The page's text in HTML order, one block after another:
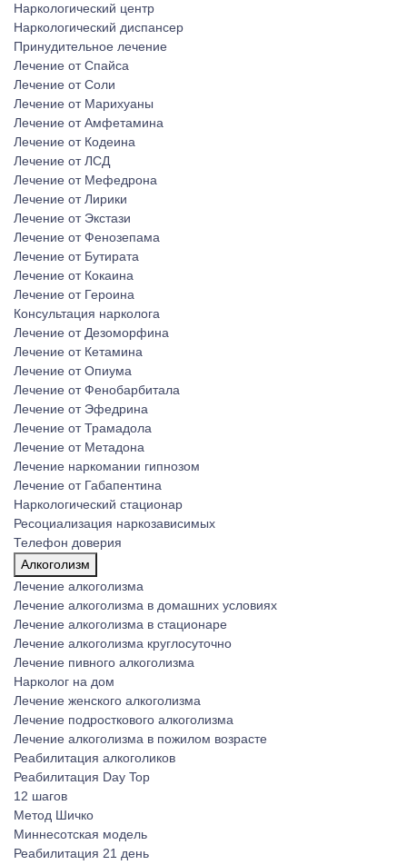
Наркологический центр
Наркологический диспансер
Принудительное лечение
Лечение от Спайса
Лечение от Соли
Лечение от Марихуаны
Лечение от Амфетамина
Лечение от Кодеина
Лечение от ЛСД
Лечение от Мефедрона
Лечение от Лирики
Лечение от Экстази
Лечение от Фенозепама
Лечение от Бутирата
Лечение от Кокаина
Лечение от Героина
Консультация нарколога
Лечение от Дезоморфина
Лечение от Кетамина
Лечение от Опиума
Лечение от Фенобарбитала
Лечение от Эфедрина
Лечение от Трамадола
Лечение от Метадона
Лечение наркомании гипнозом
Лечение от Габапентина
Наркологический стационар
Ресоциализация наркозависимых
Телефон доверия
Алкоголизм
Лечение алкоголизма
Лечение алкоголизма в домашних условиях
Лечение алкоголизма в стационаре
Лечение алкоголизма круглосуточно
Лечение пивного алкоголизма
Нарколог на дом
Лечение женского алкоголизма
Лечение подросткового алкоголизма
Лечение алкоголизма в пожилом возрасте
Реабилитация алкоголиков
Реабилитация Day Top
12 шагов
Метод Шичко
Миннесотская модель
Реабилитация 21 день